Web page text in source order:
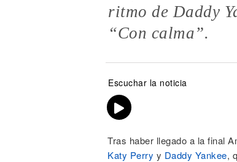
ritmo de Daddy
“Con calma”.
Escuchar la noticia
Tras haber llegado a la final
Katy Perry y Daddy Yankee,